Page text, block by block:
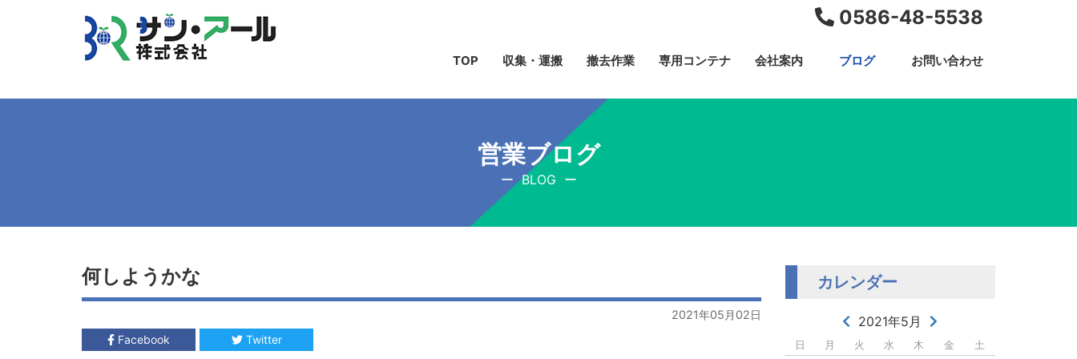
0586-48-5538
TOP 収集・運搬 撤去作業 専用コンテナ 会社案内 ブログ お問い合わせ
営業ブログ
BLOG
何しようかな
2021年05月02日
Facebook
Twitter
カレンダー
2021年5月
日 月 火 水 木 金 土